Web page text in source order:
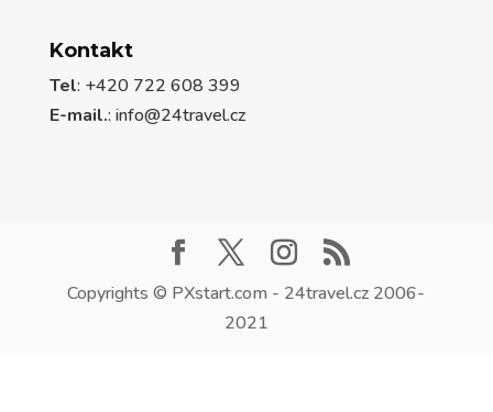
Kontakt
Tel: +420 722 608 399
E-mail.: info@24travel.cz
Copyrights © PXstart.com - 24travel.cz 2006-
2021